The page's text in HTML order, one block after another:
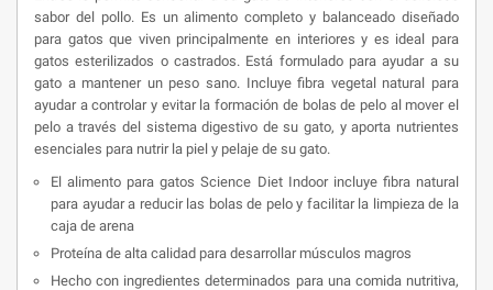
sabor del pollo. Es un alimento completo y balanceado diseñado
para gatos que viven principalmente en interiores y es ideal para
gatos esterilizados o castrados. Está formulado para ayudar a su
gato a mantener un peso sano. Incluye fibra vegetal natural para
ayudar a controlar y evitar la formación de bolas de pelo al mover el
pelo a través del sistema digestivo de su gato, y aporta nutrientes
esenciales para nutrir la piel y pelaje de su gato.
El alimento para gatos Science Diet Indoor incluye fibra natural
para ayudar a reducir las bolas de pelo y facilitar la limpieza de la
caja de arena
Proteína de alta calidad para desarrollar músculos magros
Hecho con ingredientes determinados para una comida nutritiva,